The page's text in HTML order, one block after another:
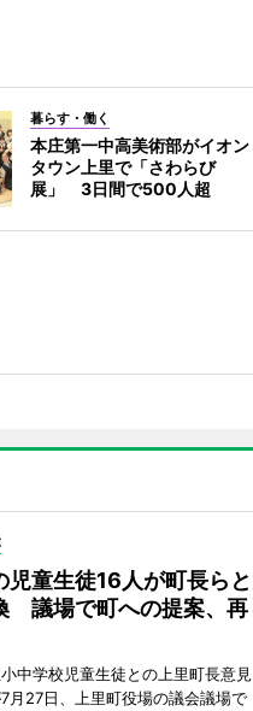
暮らす・働く
本庄第一中高美術部がイオン
タウン上里で「さわらび
展」 3日間で500人超
児童生徒16人が町長らと
議場で町への提案、再
小中学校児童生徒との上里町長意見
月27日、上里町役場の議会議場で